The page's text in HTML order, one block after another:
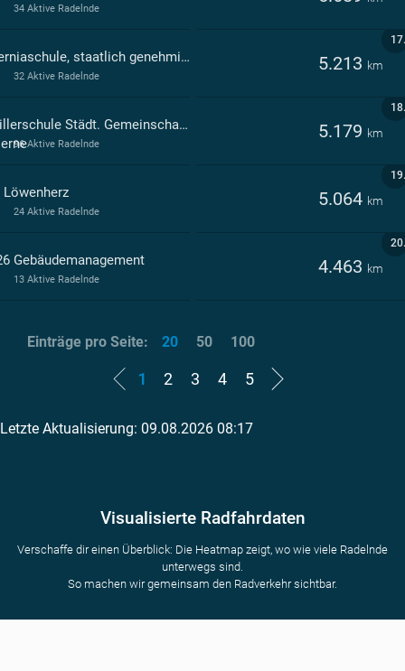
34 Aktive Radelnde
17.
Hiberniaschule, staatlich genehmigte Gesamtschule u. Kolleg e.A. in freier Trägersch.d. Schulv.d. Hiberniasch. e.V. Herne 5.213 km
32 Aktive Radelnde
18.
Schillerschule Städt. Gemeinschaftsgrundschu
5.179 km
96 Aktive Radelnde
19.
5.064 km
24 Aktive Radelnde
20.
Gebäudemanagement 4.463 km
13 Aktive Radelnde
1 2 3 4 5
Letzte Aktualisierung: 09.08.2026 08:17
Einträge pro Seite: 20 50 100
Visualisierte Radfahrdaten
Verschaffe dir einen Überblick: Die Heatmap zeigt, wo wie viele Radelnde
unterwegs sind.
So machen wir gemeinsam den Radverkehr sichtbar.